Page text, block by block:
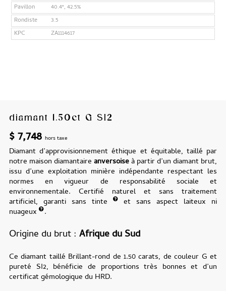
Pavillon
40.4°, 42.5%
Rondiste
3.5
KPC
ZA1114617
diamant 1.50ct G SI2
$7,748 hors taxe
Diamant d’approvisionnement éthique et équitable, taillé par
notre maison diamantaire anversoiseà partir d’un diamant brut,
issu d’une exploitation minière indépendante respectant les
normes en vigueur de responsabilité sociale et
environnementale. Certifié naturel et sans traitement
artificiel, garanti sans tinte
et sans aspect laiteux ni
nuageux
.
Origine du brut Afrique du Sud
Ce diamant taillé Brillant-rond de 1.50 carats, de couleur G et
pureté SI2, bénéficie de proportions très bonnes et d’un
certificat gémologique du HRD.